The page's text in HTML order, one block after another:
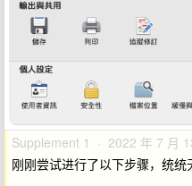
Supplement 1 · 2022 年 7 月
刚刚尝试进行了以下步骤，统统